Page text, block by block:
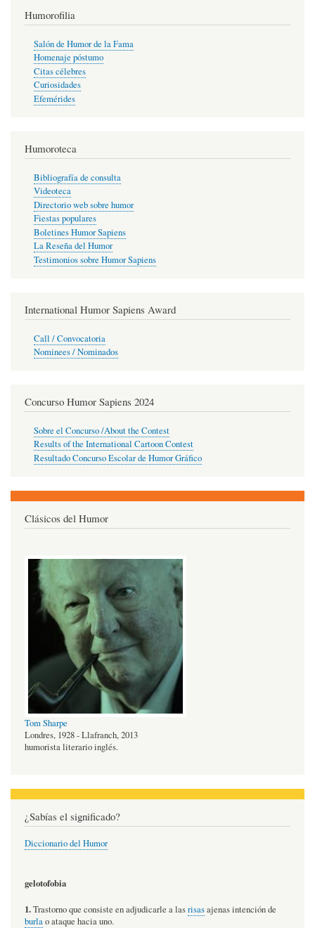
Humorofilia
Salón de Humor de la Fama
Homenaje póstumo
Citas célebres
Curiosidades
Efemérides
Humoroteca
Bibliografía de consulta
Videoteca
Directorio web sobre humor
Fiestas populares
Boletines Humor Sapiens
La Reseña del Humor
Testimonios sobre Humor Sapiens
International Humor Sapiens Award
Call / Convocatoria
Nominees / Nominados
Concurso Humor Sapiens 2024
Sobre el Concurso /About the Contest
Results of the International Cartoon Contest
Resultado Concurso Escolar de Humor Gráfico
Clásicos del Humor
Tom Sharpe
Londres, 1928 - Llafranch, 2013
humorista literario inglés.
¿Sabías el significado?
Diccionario del Humor
gelotofobia
1.Trastorno que consiste en adjudicarle a lasrisasajenas intención de
burlao ataque hacia uno.